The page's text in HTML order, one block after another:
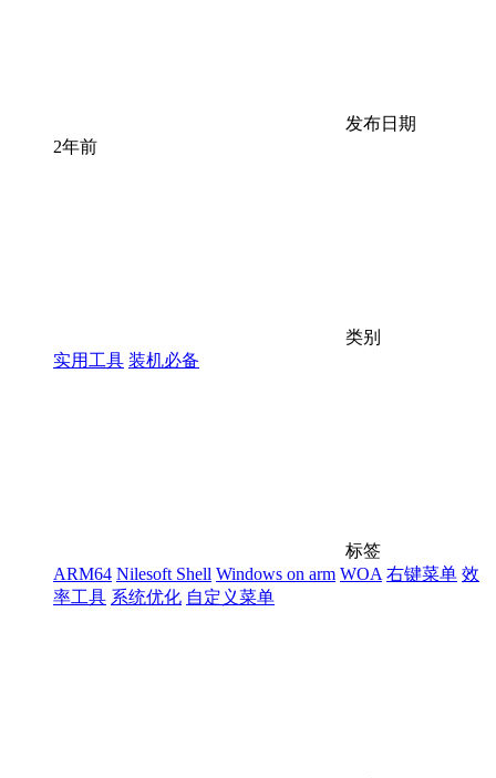
发布日期
2年前
类别
实用工具 装机必备
标签
ARM64 Nilesoft Shell Windows on arm WOA 右键菜单 效
率工具 系统优化 自定义菜单